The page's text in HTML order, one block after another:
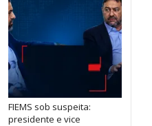
FIEMS sob suspeita:
presidente e vice